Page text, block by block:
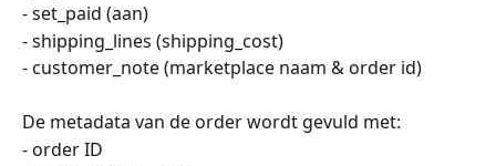
- set_paid (aan)
- shipping_lines (shipping_cost)
- customer_note (marketplace naam & order id)
De metadata van de order wordt gevuld met:
- order ID